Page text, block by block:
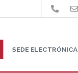
SEDE ELECTRÓNICA
Buscar